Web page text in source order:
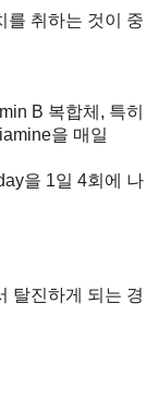
취하는 것이 중
B 복합체, 특히
을 매일
을 1일 4회에 나
탈진하게 되는 경